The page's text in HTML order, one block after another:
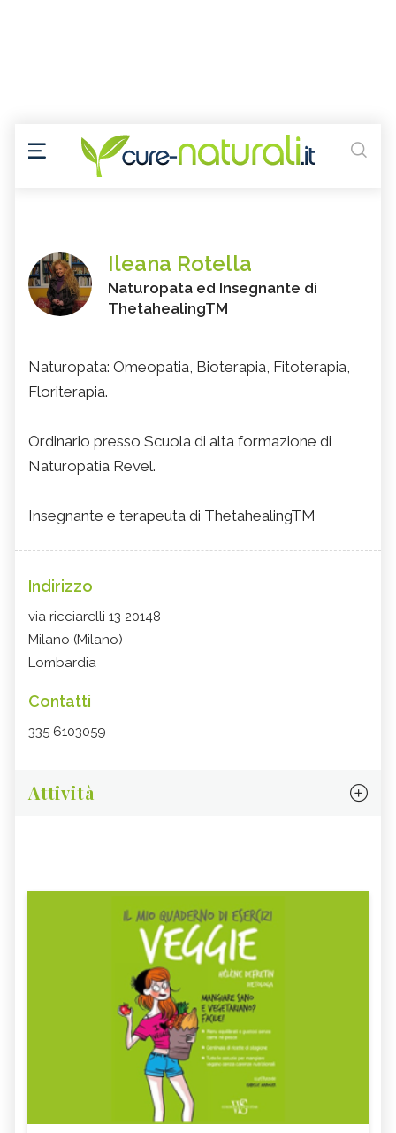
Ileana Rotella
Naturopata ed Insegnante di
ThetahealingTM
Naturopata: Omeopatia, Bioterapia, Fitoterapia,
Floriterapia.
Ordinario presso Scuola di alta formazione di
Naturopatia Revel.
Insegnante e terapeuta di ThetahealingTM
Indirizzo
via ricciarelli 13 20148
Milano (Milano) -
Lombardia
Contatti
335 6103059
Attività